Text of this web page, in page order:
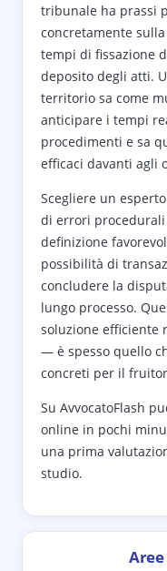
tribunale ha prassi
concretamente
tempi di fissazione
deposito degli atti.
territorio sa come
anticipare i tempi
procedimenti e sa
efficaci davanti agli
Scegliere un
di errori
definizione
possibilità di
concludere la
lungo processo.
soluzione efficiente
— è spesso quello
concreti per il
Su AvvocatoFlash
online in pochi
una prima
studio.